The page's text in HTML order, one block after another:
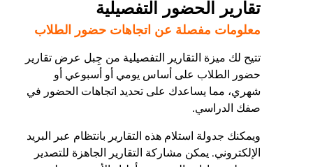
تقارير الحضور التفصيلية
معلومات مفصلة عن اتجاهات حضور الطلاب
تتيح لك ميزة التقارير التفصيلية من جِبل عرض تقارير
حضور الطلاب على أساس يومي أو أسبوعي أو
شهري، مما يساعدك على تحديد اتجاهات الحضور في
صفك الدراسي.
ويمكنك جدولة استلام هذه التقارير بانتظام عبر البريد
الإلكتروني. يمكن مشاركة التقارير الجاهزة للتصدير